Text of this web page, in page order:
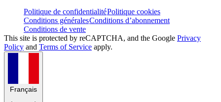
Politique de confidentialitéPolitique cookies
Conditions généralesConditions d’abonnement
Conditions de vente
This site is protected by reCAPTCHA, and the Google Privacy
Policy and Terms of Service apply.
Français